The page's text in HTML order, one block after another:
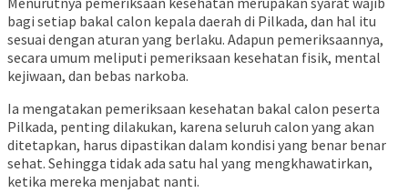
bagi setiap bakal calon kepala daerah di Pilkada, dan hal itu
sesuai dengan aturan yang berlaku. Adapun pemeriksaannya,
secara umum meliputi pemeriksaan kesehatan fisik, mental
kejiwaan, dan bebas narkoba.
Ia mengatakan pemeriksaan kesehatan bakal calon peserta
Pilkada, penting dilakukan, karena seluruh calon yang akan
ditetapkan, harus dipastikan dalam kondisi yang benar benar
sehat. Sehingga tidak ada satu hal yang mengkhawatirkan,
ketika mereka menjabat nanti.